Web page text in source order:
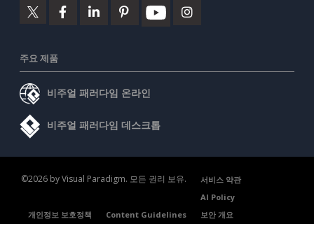
주요 제품
비주얼 패러다임 온라인
비주얼 패러다임 데스크톱
©2026 by Visual Paradigm. 모든 권리 보유.
서비스 약관
AI Policy
개인정보 보호정책
Content Guidelines 보안 개요